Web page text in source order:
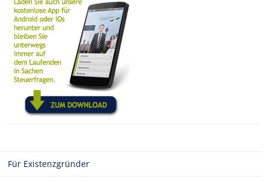
Für Existenzgründer